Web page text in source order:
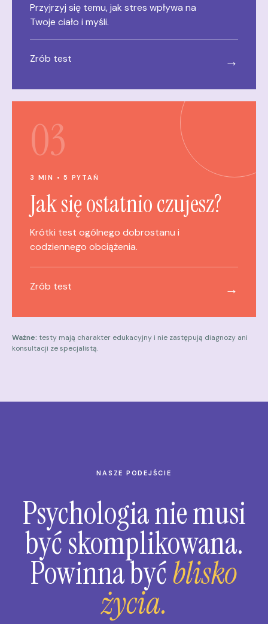
Przyjrzyj się temu, jak stres wpływa na
Twoje ciało i myśli.
Zrób test →
03
3 MIN • 5 PYTAŃ
Jak się ostatnio czujesz?
Krótki test ogólnego dobrostanu i
codziennego obciążenia.
Zrób test →
Ważne: testy mają charakter edukacyjny i nie zastępują diagnozy ani
konsultacji ze specjalistą.
NASZE PODEJŚCIE
Psychologia nie musi
być skomplikowana.
Powinna byćblisko
życia.